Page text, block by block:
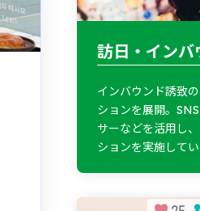
訪日・インバ
インバウンド誘致
ションを展開。
サーなどを活用し
ションを実施してい